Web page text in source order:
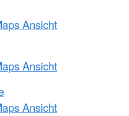
Ansicht
Ansicht
Ansicht